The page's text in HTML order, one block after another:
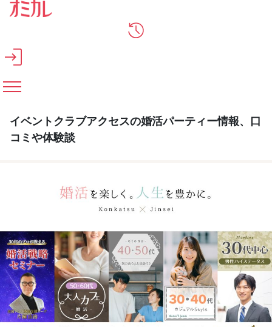
メインコンテンツへスキップ
イベントクラブアクセスの婚活パーティー情報、口
コミや体験談